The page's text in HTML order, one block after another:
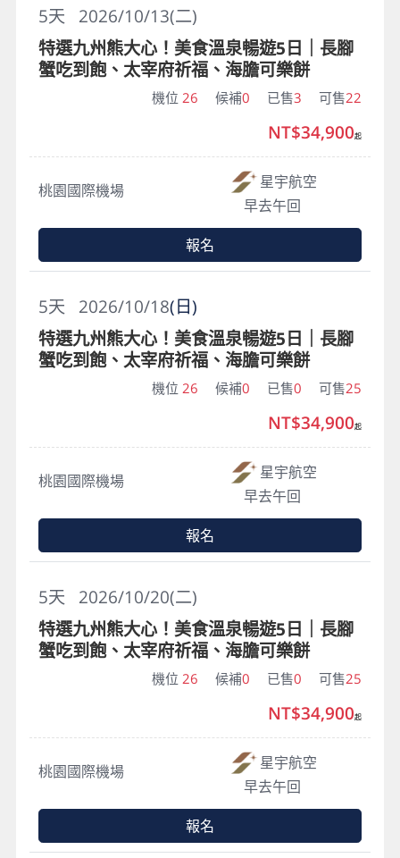
2026/10/13(二)
5天
特選九州熊大心！美食溫泉暢遊5日｜長腳
蟹吃到飽、太宰府祈福、海膽可樂餅
機位 26 候補0 已售3 可售22
桃園國際機場
星宇航空
早去午回
NT$34,900起
報名
2026/10/18(日)
5天
特選九州熊大心！美食溫泉暢遊5日｜長腳
蟹吃到飽、太宰府祈福、海膽可樂餅
機位 26 候補0 已售0 可售25
桃園國際機場
星宇航空
早去午回
NT$34,900起
報名
2026/10/20(二)
5天
特選九州熊大心！美食溫泉暢遊5日｜長腳
蟹吃到飽、太宰府祈福、海膽可樂餅
機位 26 候補0 已售0 可售25
桃園國際機場
星宇航空
早去午回
NT$34,900起
報名